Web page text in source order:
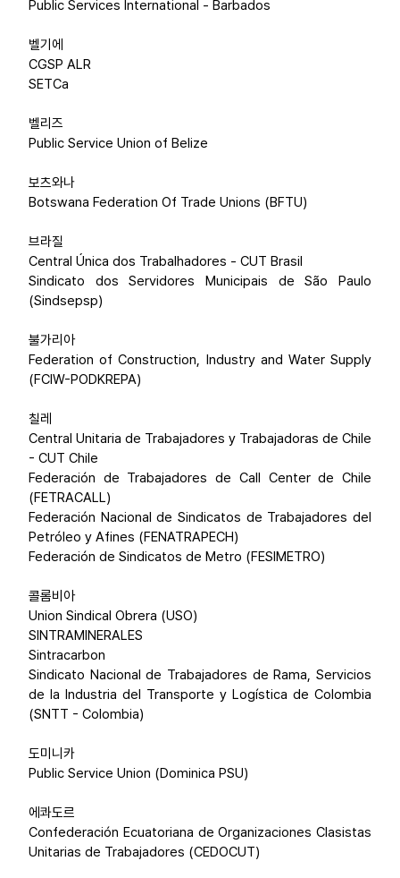
Public Services International - Barbados
벨기에
CGSP ALR
SETCa
벨리즈
Public Service Union of Belize
보츠와나
Botswana Federation Of Trade Unions (BFTU)
브라질
Central Única dos Trabalhadores - CUT Brasil
Sindicato dos Servidores Municipais de São Paulo
(Sindsepsp)
불가리아
Federation of Construction, Industry and Water Supply
(FCIW-PODKREPA)
칠레
Central Unitaria de Trabajadores y Trabajadoras de Chile
- CUT Chile
Federación de Trabajadores de Call Center de Chile
(FETRACALL)
Federación Nacional de Sindicatos de Trabajadores del
Petróleo y Afines (FENATRAPECH)
Federación de Sindicatos de Metro (FESIMETRO)
콜롬비아
Union Sindical Obrera (USO)
SINTRAMINERALES
Sintracarbon
Sindicato Nacional de Trabajadores de Rama, Servicios
de la Industria del Transporte y Logística de Colombia
(SNTT - Colombia)
도미니카
Public Service Union (Dominica PSU)
에콰도르
Confederación Ecuatoriana de Organizaciones Clasistas
Unitarias de Trabajadores (CEDOCUT)